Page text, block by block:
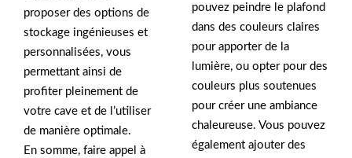
proposer des options de
stockage ingénieuses et
personnalisées, vous
permettant ainsi de
profiter pleinement de
votre cave et de l’utiliser
de manière optimale.
En somme, faire appel à
pouvez peindre le plafond
dans des couleurs claires
pour apporter de la
lumière, ou opter pour des
couleurs plus soutenues
pour créer une ambiance
chaleureuse. Vous pouvez
également ajouter des